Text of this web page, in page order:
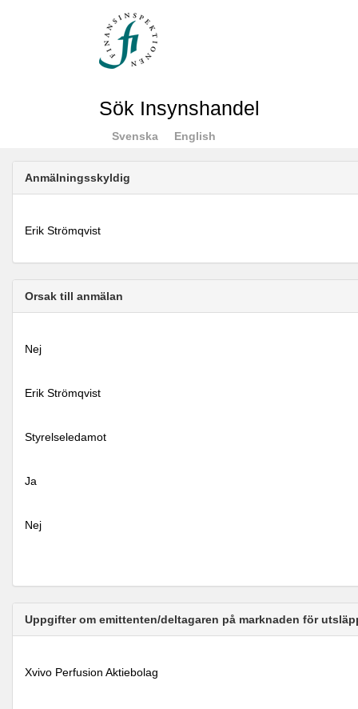
Sök Insynshandel
Svenska English
Anmälningsskyldig
Erik Strömqvist
Orsak till anmälan
Nej
Erik Strömqvist
Styrelseledamot
Ja
Nej
Uppgifter om emittenten/deltagaren på marknaden för
Xvivo Perfusion Aktiebolag